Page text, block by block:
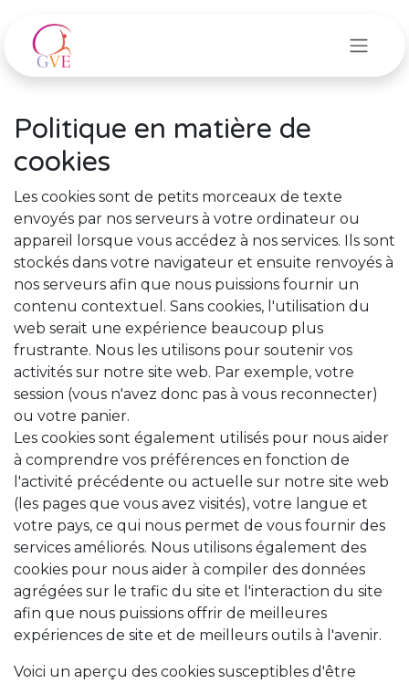
Politique en matière de
cookies
Les cookies sont de petits morceaux de texte
envoyés par nos serveurs à votre ordinateur ou
appareil lorsque vous accédez à nos services. Ils sont
stockés dans votre navigateur et ensuite renvoyés à
nos serveurs afin que nous puissions fournir un
contenu contextuel. Sans cookies, l'utilisation du
web serait une expérience beaucoup plus
frustrante. Nous les utilisons pour soutenir vos
activités sur notre site web. Par exemple, votre
session (vous n'avez donc pas à vous reconnecter)
ou votre panier.
Les cookies sont également utilisés pour nous aider
à comprendre vos préférences en fonction de
l'activité précédente ou actuelle sur notre site web
(les pages que vous avez visités), votre langue et
votre pays, ce qui nous permet de vous fournir des
services améliorés. Nous utilisons également des
cookies pour nous aider à compiler des données
agrégées sur le trafic du site et l'interaction du site
afin que nous puissions offrir de meilleures
expériences de site et de meilleurs outils à l'avenir.
Voici un aperçu des cookies susceptibles d'être